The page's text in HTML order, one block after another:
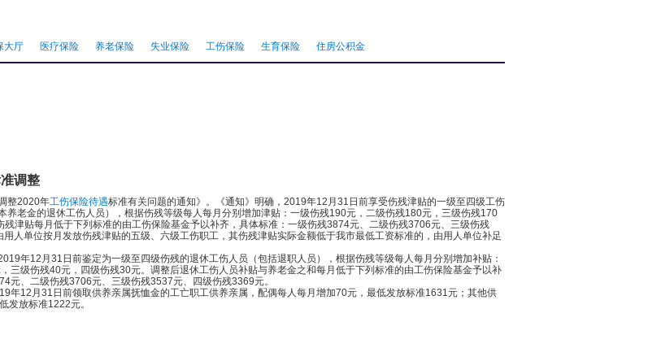
大厅 医疗保险 养老保险 失业保险 工伤保险 生育保险 住房公积金
调整
整2020年工伤保险待遇标准有关问题的通知》。《通知》明确，2019年12月31日前享受伤残津贴的一级至四级工伤
养老金的退休工伤人员），根据伤残等级每人每月分别增加津贴：一级伤残190元，二级伤残180元，三级伤残170
津贴每月低于下列标准的由工伤保险基金予以补齐，具体标准：一级伤残3874元、二级伤残3706元、三级伤残
人单位按月发放伤残津贴的五级、六级工伤职工，其伤残津贴实际金额低于我市最低工资标准的，由用人单位补足
年12月31日前鉴定为一级至四级伤残的退休工伤人员（包括退职人员），根据伤残等级每人每月分别增加补贴：
三级伤残40元，四级伤残30元。调整后退休工伤人员补贴与养老金之和每月低于下列标准的由工伤保险基金予以补
元、二级伤残3706元、三级伤残3537元、四级伤残3369元。
12月31日前领取供养亲属抚恤金的工亡职工供养亲属，配偶每人每月增加70元，最低发放标准1631元；其他供
发放标准1222元。